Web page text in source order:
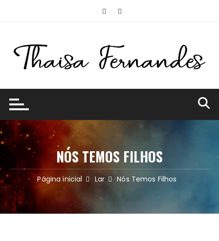
NÓS TEMOS FILHOS
Página inicial Lar Nós Temos Filhos